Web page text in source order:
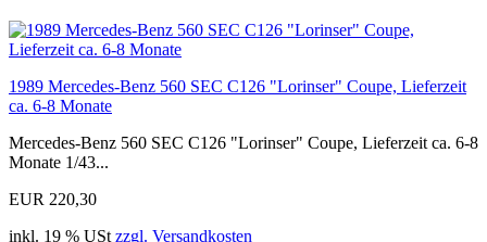
1989 Mercedes-Benz 560 SEC C126 "Lorinser" Coupe, Lieferzeit
ca. 6-8 Monate
Mercedes-Benz 560 SEC C126 "Lorinser" Coupe, Lieferzeit ca. 6-8
Monate 1/43...
EUR 220,30
inkl. 19 % USt zzgl. Versandkosten